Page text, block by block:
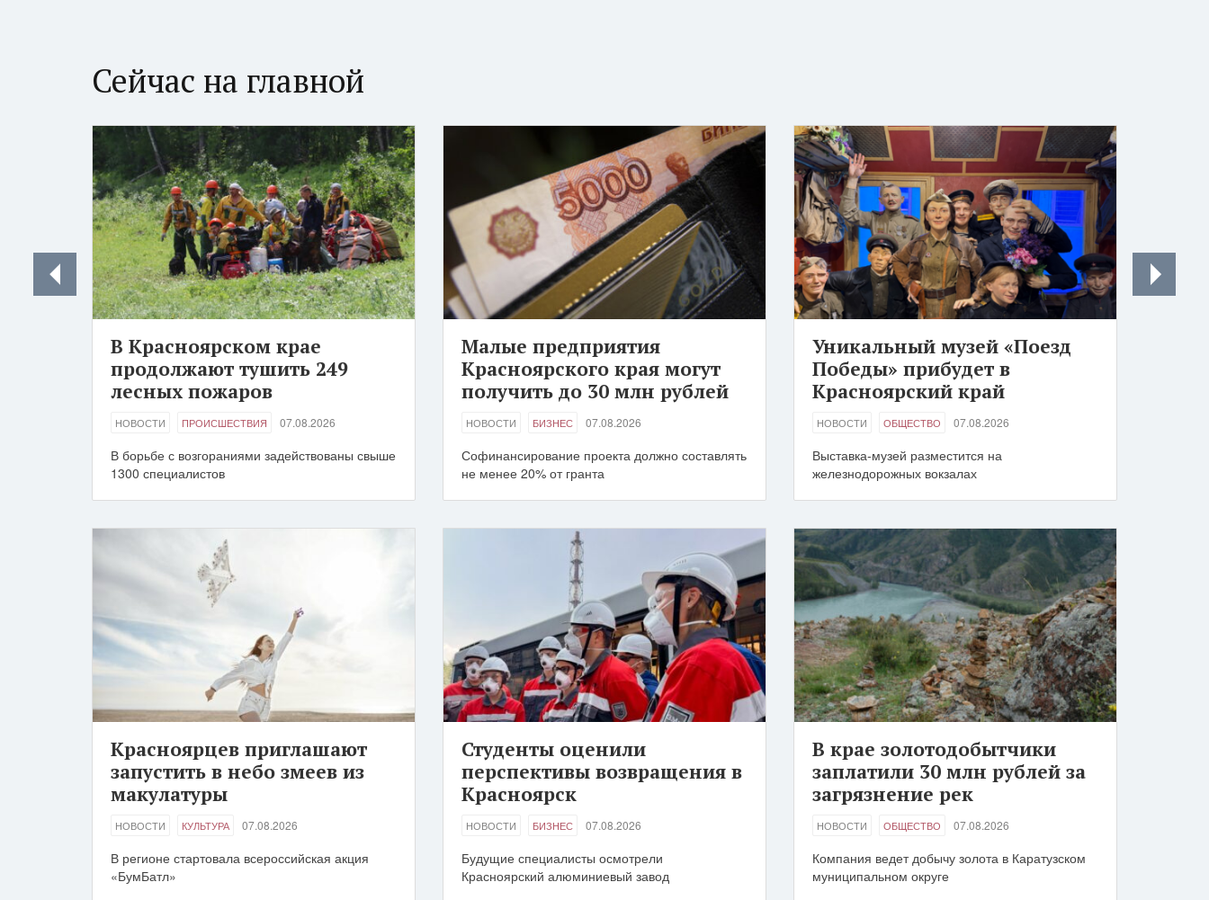
Сейчас на главной
В Красноярском крае
продолжают тушить 249
лесных пожаров
НОВОСТИ ПРОИСШЕСТВИЯ 07.08.2026
В борьбе с возгораниями задействованы свыше
1300 специалистов
Малые предприятия
Красноярского края могут
получить до 30 млн рублей
НОВОСТИ БИЗНЕС 07.08.2026
Софинансирование проекта должно составлять
не менее 20% от гранта
Уникальный музей «Поезд
Победы» прибудет в
Красноярский край
НОВОСТИ ОБЩЕСТВО 07.08.2026
Выставка-музей разместится на
железнодорожных вокзалах
Красноярцев приглашают
запустить в небо змеев из
макулатуры
НОВОСТИ КУЛЬТУРА 07.08.2026
В регионе стартовала всероссийская акция
«БумБатл»
Студенты оценили
перспективы возвращения в
Красноярск
НОВОСТИ БИЗНЕС 07.08.2026
Будущие специалисты осмотрели
Красноярский алюминиевый завод
В крае золотодобытчики
заплатили 30 млн рублей за
загрязнение рек
НОВОСТИ ОБЩЕСТВО 07.08.2026
Компания ведет добычу золота в Каратузском
муниципальном округе